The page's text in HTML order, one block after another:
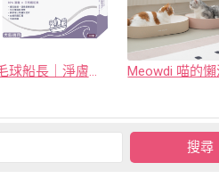
毛球船長｜淨膚海域